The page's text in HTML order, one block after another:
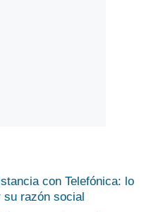
con Telefónica: lo
razón social